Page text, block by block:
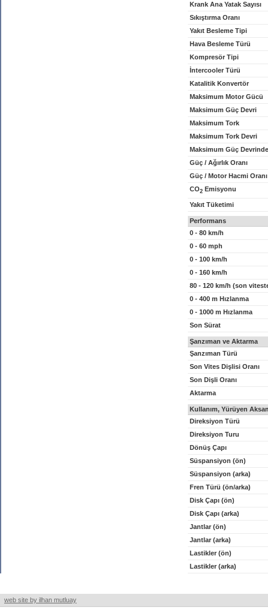
Krank Ana Yatak Sayısı
Sıkıştırma Oranı
Yakıt Besleme Tipi
Hava Besleme Türü
Kompresör Tipi
İntercooler Türü
Katalitik Konvertör
Maksimum Motor Gücü
Maksimum Güç Devri
Maksimum Tork
Maksimum Tork Devri
Maksimum Güç
Güç / Ağırlık Oranı
Güç / Motor Hacmi Oranı
CO2 Emisyonu
Yakıt Tüketimi
Performans
0 - 80 km/h
0 - 60 mph
0 - 100 km/h
0 - 160 km/h
80 - 120 km/h (son
0 - 400 m Hızlanma
0 - 1000 m Hızlanma
Son Sürat
Şanzıman ve Aktarma
Şanzıman Türü
Son Vites Dişlisi Oranı
Son Dişli Oranı
Aktarma
Kullanım, Yürüyen
Direksiyon Türü
Direksiyon Turu
Dönüş Çapı
Süspansiyon (ön)
Süspansiyon (arka)
Fren Türü (ön/arka)
Disk Çapı (ön)
Disk Çapı (arka)
Jantlar (ön)
Jantlar (arka)
Lastikler (ön)
Lastikler (arka)
web site by ilhan mutluay